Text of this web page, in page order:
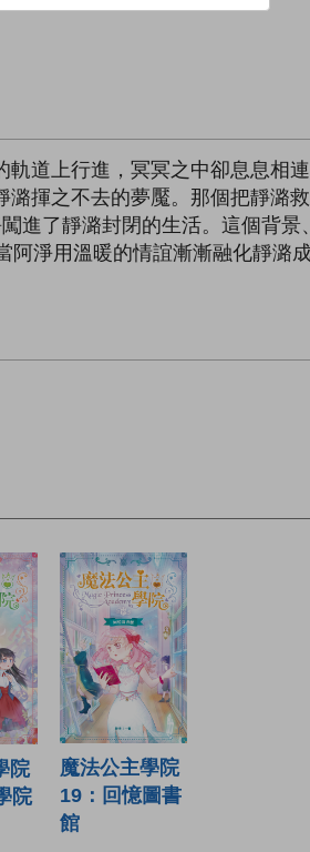
道上行進，冥冥之中卻息息相
揮之不去的夢魘。那個把靜潞
進了靜潞封閉的生活。這個背
淨用溫暖的情誼漸漸融化靜潞
院
院
魔法公主學院
19：回憶圖書
館